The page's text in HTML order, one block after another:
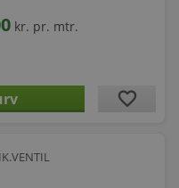
kr. pr. mtr.
favorite